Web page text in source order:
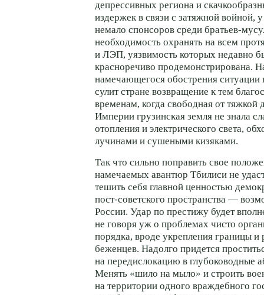
депрессивных региона и
издержек в связи с затяжной войной,
немало спонсоров среди братьев-
необходимость охранять на всем
и ЛЭП, уязвимость которых недавно
красноречиво продемонстрирована.
намечающегося обострения ситуации
сулит стране возвращение к тем
временам, когда свободная от тяжкой
Империи грузинская земля не знала
отопления и электрического света,
лучинами и сушеными кизяками.
Так что сильно поправить свое
намечаемых авантюр Тбилиси не
тешить себя главной ценностью
пост-советского пространства —
России. Удар по престижу будет
не говоря уж о проблемах чисто
порядка, вроде укрепления границы
беженцев. Надолго придется
на передислокацию в глубоководные
Менять «шило на мыло» и строить
на территории одного враждебного